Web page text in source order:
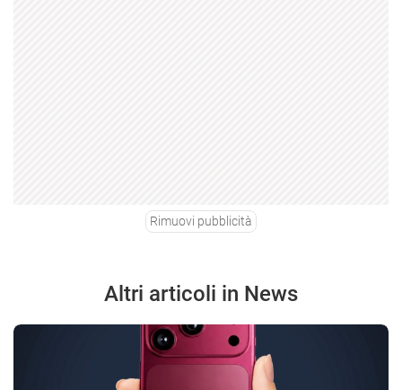
Rimuovi pubblicità
Altri articoli in News